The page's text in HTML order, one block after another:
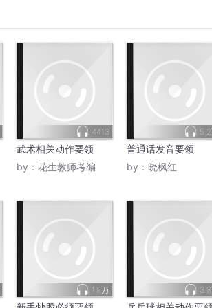
4413
武术相关动作要领
by： 花生教师考编
普通话发音要领
by： 晓枫红
1.9万